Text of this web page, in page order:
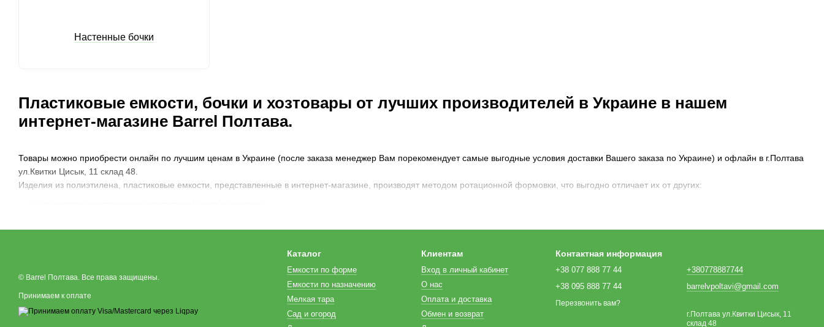
Пластиковые емкости, бочки и хозтовары от лучших производителей в Украине в нашем
интернет-магазине Barrel Полтава.
Товары можно приобрести онлайн по лучшим ценам в Украине (после заказа менеджер Вам порекомендует самые выгодные условия доставки Вашего заказа по Украине) и офлайн в г.Полтава
ул.Квитки Цисык, 11 склад 48.
Изделия из полиэтилена, пластиковые емкости, представленные в интернет-магазине, производят методом ротационной формовки, что выгодно отличает их от других:
химическая стойкость;
широкий спектр применения;
возможность индивидуальных и нестандартных решений.
Настенные бочки
© Barrel Полтава. Все права защищены.
Принимаем к оплате
Каталог
Емкости по форме
Емкости по назначению
Мелкая тара
Сад и огород
Клиентам
Вход в личный кабинет
О нас
Оплата и доставка
Обмен и возврат
Контактная информация
+38 077 888 77 44
+38 095 888 77 44
Перезвонить вам?
+380778887744
barrelvpoltavi@gmail.com
г.Полтава ул.Квитки Цисык, 11
склад 48